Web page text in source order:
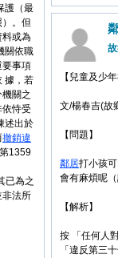
護（最
。但
料或為
關依職
要事項
據，若
關之
恃受
述出於
撤銷違
1359
已為之
非法所
【兒童及少
文/楊春吉(故
【問題】
鄰居打小孩
會有麻煩呢
【解析】
按 「任何人
「違反第三